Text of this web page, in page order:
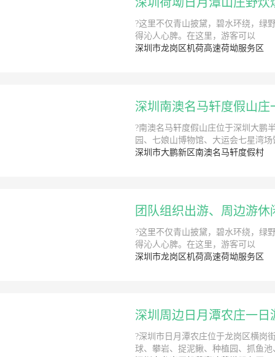
?这里不仅青山披黛，碧水环绕，绿
得沁人心脾。在这里，游客可以
深圳市龙岗区机荷高速荷坳服务区
深圳南澳名马轩度假山庄
?南澳名马轩度假山庄位于深圳大鹏
园、七娘山博物馆、大运会七星湾场
深圳市大鹏新区南澳名马轩度假村
团队组织出游、周边游
?这里不仅青山披黛，碧水环绕，绿
得沁人心脾。在这里，游客可以
深圳市龙岗区机荷高速荷坳服务区
深圳周边日月潭农庄一日
?深圳市日月潭农庄位于龙岗区横岗
球、攀岩、捉泥鳅、种植园、抓鱼池